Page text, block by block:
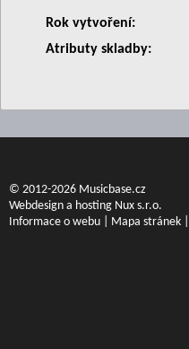
Rok vytvoření:
Atributy skladby:
© 2012-2026 Musicbase.cz
Webdesign a hosting Nux s.r.o.
Informace o webu
Mapa stránek